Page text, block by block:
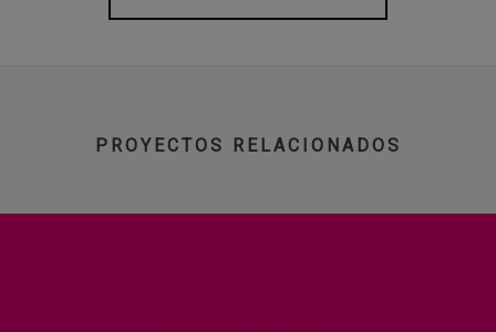
PROYECTOS RELACIONADOS